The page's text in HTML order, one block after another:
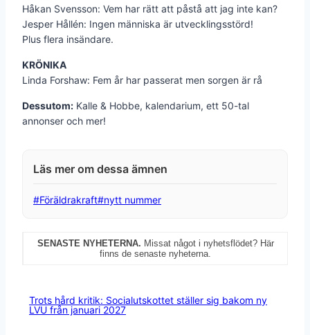
Håkan Svensson: Vem har rätt att påstå att jag inte kan?
Jesper Hållén: Ingen människa är utvecklingsstörd!
Plus flera insändare.
KRÖNIKA
Linda Forshaw: Fem år har passerat men sorgen är rå
Dessutom: Kalle & Hobbe, kalendarium, ett 50-tal
annonser och mer!
Post
#Föräldrakraft#nytt nummer
SENASTE NYHETERNA. Missat något i nyhetsflödet? Här
finns de senaste nyheterna.
Trots hård kritik: Socialutskottet ställer sig bakom ny
LVU från januari 2027